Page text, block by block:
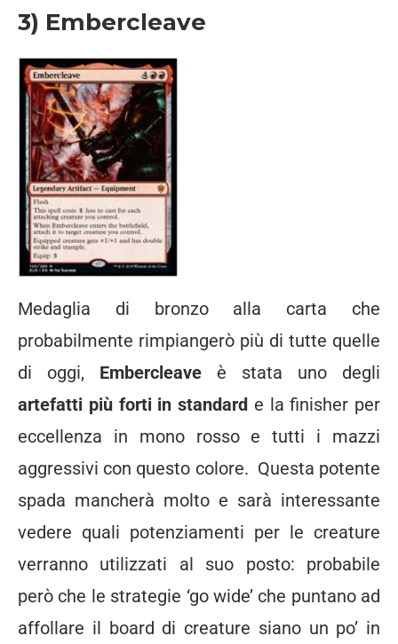
3) Embercleave
Medaglia di bronzo alla carta che
probabilmente rimpiangerò più di tutte quelle
di oggi, Embercleave è stata uno degli
artefatti più forti in standard e la finisher per
eccellenza in mono rosso e tutti i mazzi
aggressivi con questo colore. Questa potente
spada mancherà molto e sarà interessante
vedere quali potenziamenti per le creature
verranno utilizzati al suo posto: probabile
però che le strategie ‘go wide’ che puntano ad
affollare il board di creature siano un po’ in